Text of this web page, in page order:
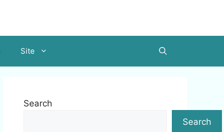
Site
Search
Search